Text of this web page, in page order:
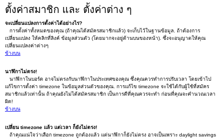
ตั้งค่าสมาชิก และ ตั้งค่าต่าง ๆ
จะเปลี่ยนแปลงการตั้งค่าได้อย่างไร?
การตั้งค่าทั้งหมดของคุณ (ถ้าคุณได้สมัครสมาชิกแล้ว) จะเก็บไว้ในฐานข้อมูล. ถ้าต้องการ
เปลี่ยนแปลง ให้คลิกที่ลิงค์ ข้อมูลส่วนตัว (โดยมากจะอยู่ด้านบนของหน้า). ซึ่งจะอนุญาตให้คุณ
เปลี่ยนแปลงค่าต่างๆ
ข้างบน
นาฬิกาไม่ตรง!
นาฬิกาในบอร์ด อาจไม่ตรงกับนาฬิกาในประเทศของคุณ ซึ่งคุณควรทำการปรับเวลา โดยเข้าไป
แก้ไขการตั้งค่า timezone ในข้อมูลส่วนตัวของคุณ. การแก้ไข timezone จะใช้ได้กับผู้ใช้ที่สมัคร
สมาชิกแล้วเท่านั้น ถ้าคุณยังไม่ได้สมัครสมาชิก เป็นการดีที่คุณควรจะทำ ก่อนที่คุณจะคำนวณเวลา
ผิด!
ข้างบน
เปลี่ยน timezone แล้ว แต่เวลา ก็ยังไม่ตรง!
ถ้าคุณแน่ใจว่าเลือก timezone ถูกต้องแล้ว แต่นาฬิกาก็ยังไม่ตรง อาจเป็นเพราะ daylight savings